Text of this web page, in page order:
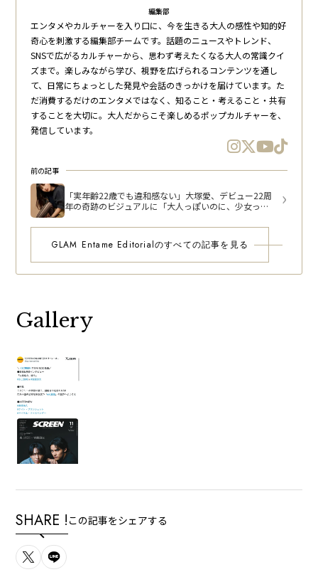
編集部
エンタメやカルチャーを入り口に、今を生きる大人の感性や知的好
奇心を刺激する編集部チームです。話題のニュースやトレンド、
SNSで広がるカルチャーから、思わず考えたくなる大人の常識クイ
ズまで。楽しみながら学び、視野を広げられるコンテンツを通し
て、日常にちょっとした発見や会話のきっかけを届けています。た
だ消費するだけのエンタメではなく、知ること・考えること・共有
することを大切に。大人だからこそ楽しめるポップカルチャーを、
発信しています。
前の記事
「実年齢22歳でも違和感ない」大塚愛、デビュー22周
年の奇跡のビジュアルに「大人っぽいのに、少女っぽ
GLAM Entame Editorialのすべての記事を見る
Gallery
SHARE ! この記事をシェアする